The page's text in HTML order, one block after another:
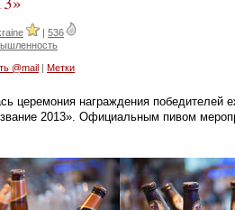
| 536
@mail Метки
церемония награждения победителей
2013». Официальным пивом